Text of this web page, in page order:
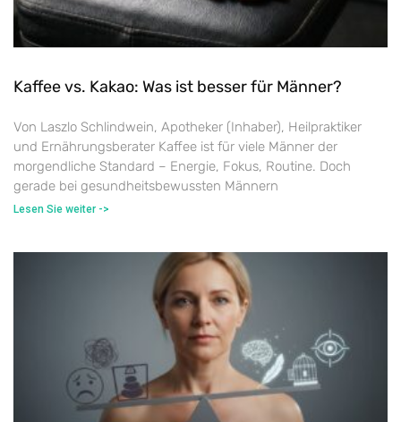
Kaffee vs. Kakao: Was ist besser für Männer?
Von Laszlo Schlindwein, Apotheker (Inhaber), Heilpraktiker
und Ernährungsberater Kaffee ist für viele Männer der
morgendliche Standard – Energie, Fokus, Routine. Doch
gerade bei gesundheitsbewussten Männern
Lesen Sie weiter ->